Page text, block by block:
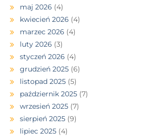
maj 2026 (4)
kwiecień 2026 (4)
marzec 2026 (4)
luty 2026 (3)
styczeń 2026 (4)
grudzień 2025 (6)
listopad 2025 (5)
październik 2025 (7)
wrzesień 2025 (7)
sierpień 2025 (9)
lipiec 2025 (4)